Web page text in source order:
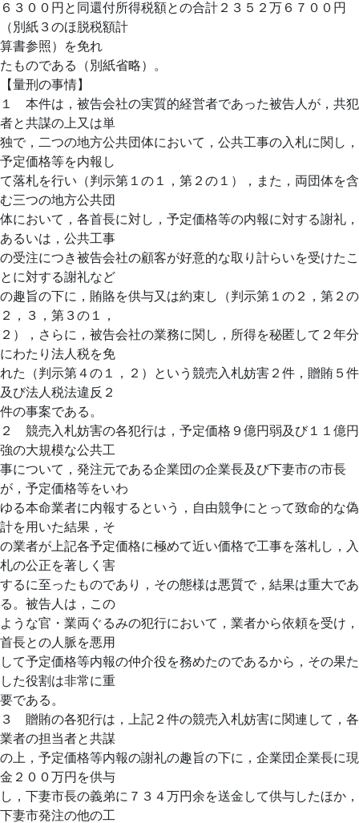
６３００円と同還付所得税額との合計２３５２万６７００円
（別紙３のほ脱税額計
算書参照）を免れ
たものである（別紙省略）。
【量刑の事情】
１ 本件は，被告会社の実質的経営者であった被告人が，共犯
者と共謀の上又は単
独で，二つの地方公共団体において，公共工事の入札に関し，
予定価格等を内報し
て落札を行い（判示第１の１，第２の１），また，両団体を含
む三つの地方公共団
体において，各首長に対し，予定価格等の内報に対する謝礼，
あるいは，公共工事
の受注につき被告会社の顧客が好意的な取り計らいを受けたこ
とに対する謝礼など
の趣旨の下に，賄賂を供与又は約束し（判示第１の２，第２の
２，３，第３の１，
２），さらに，被告会社の業務に関し，所得を秘匿して２年分
にわたり法人税を免
れた（判示第４の１，２）という競売入札妨害２件，贈賄５件
及び法人税法違反２
件の事案である。
２ 競売入札妨害の各犯行は，予定価格９億円弱及び１１億円
強の大規模な公共工
事について，発注元である企業団の企業長及び下妻市の市長
が，予定価格等をいわ
ゆる本命業者に内報するという，自由競争にとって致命的な偽
計を用いた結果，そ
の業者が上記各予定価格に極めて近い価格で工事を落札し，入
札の公正を著しく害
するに至ったものであり，その態様は悪質で，結果は重大であ
る。被告人は，この
ような官・業両ぐるみの犯行において，業者から依頼を受け，
首長との人脈を悪用
して予定価格等内報の仲介役を務めたのであるから，その果た
した役割は非常に重
要である。
３ 贈賄の各犯行は，上記２件の競売入札妨害に関連して，各
業者の担当者と共謀
の上，予定価格等内報の謝礼の趣旨の下に，企業団企業長に現
金２００万円を供与
し，下妻市長の義弟に７３４万円余を送金して供与したほか，
下妻市発注の他の工